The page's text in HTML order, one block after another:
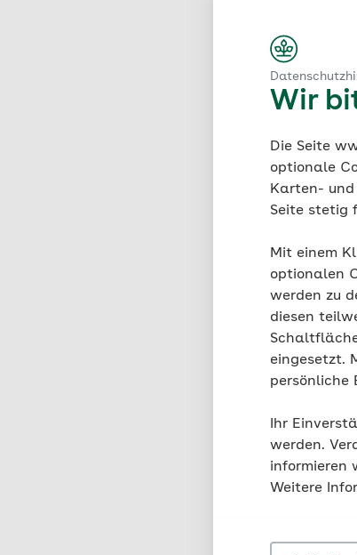
Wir
Die Seite
optionale
Karten- und
Seite stetig
Mit einem
optionalen
werden zu
diesen
eingesetzt.
persönliche
Ihr
werden.
informieren
Weitere
Kerbel
Kerbel ist
Sowohl die
Liebstöckel
da die
Wiesen und an
nur selten vor,